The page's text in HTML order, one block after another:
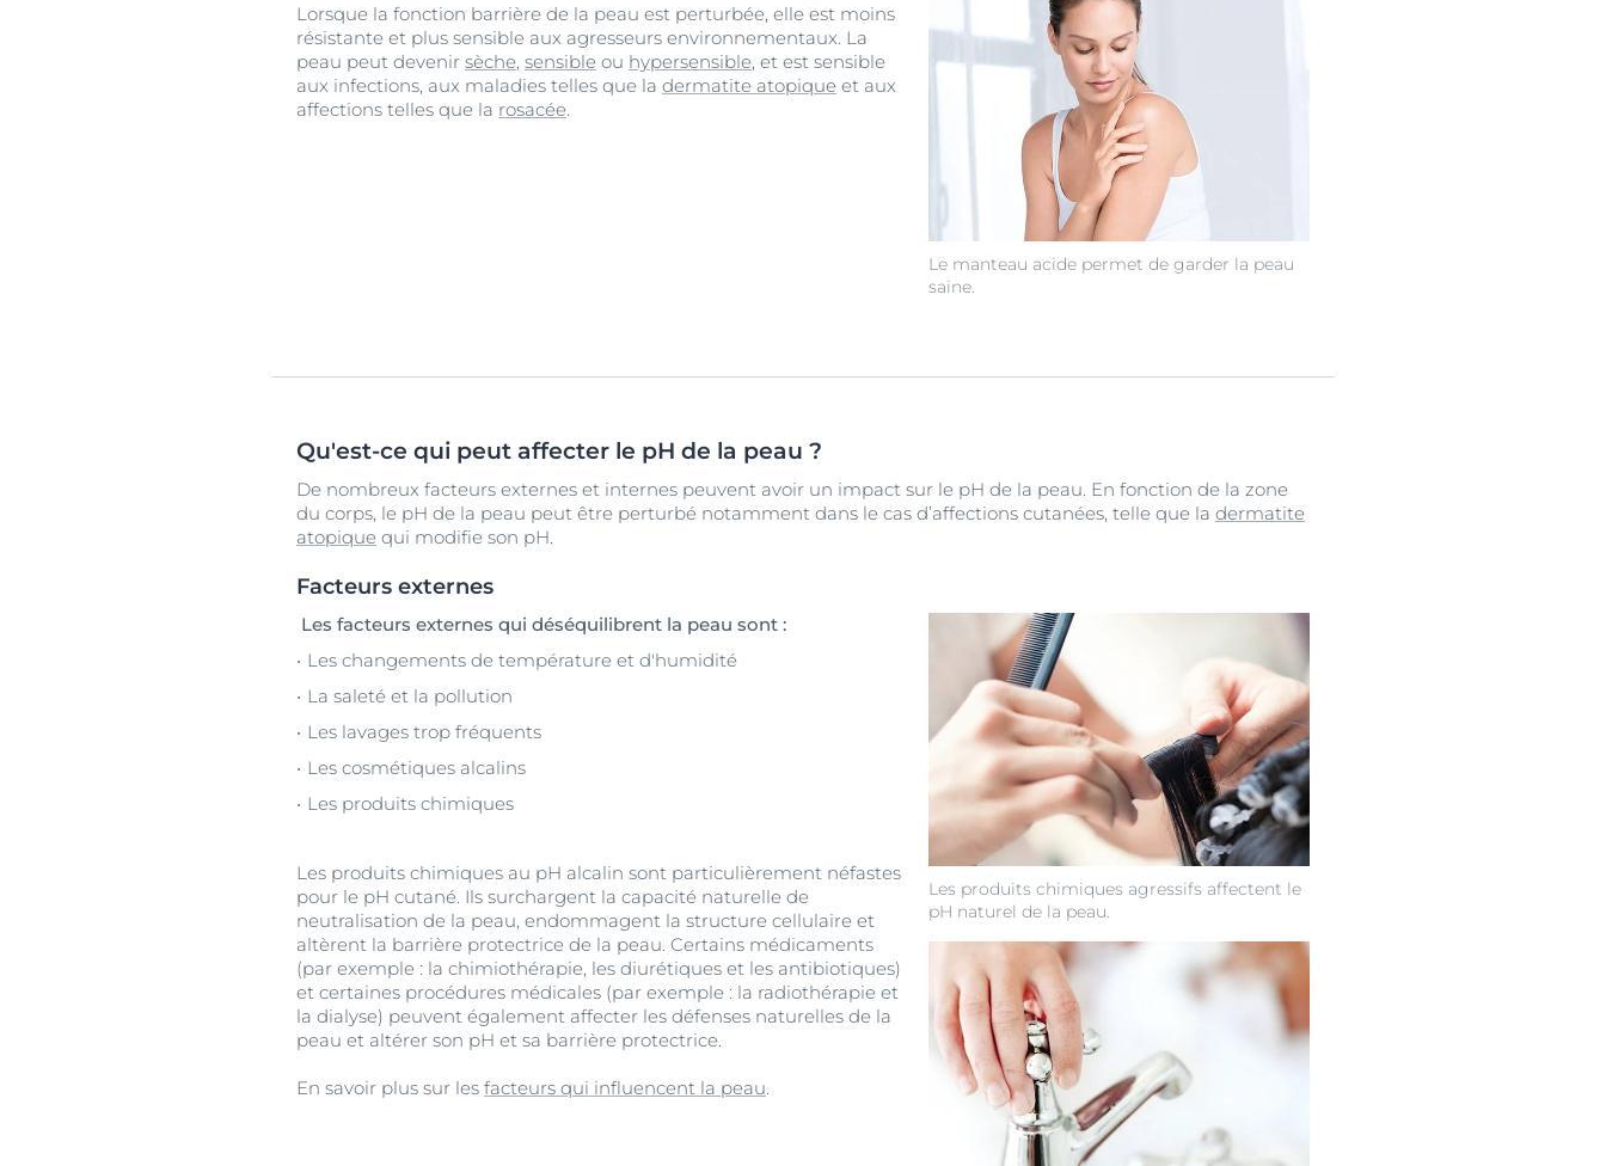
Le manteau acide permet de garder la peau
saine.
Lorsque la fonction barrière de la peau est perturbée, elle est moins
résistante et plus sensible aux agresseurs environnementaux. La
peau peut devenir sèche sensible ou hypersensible , et est sensible
aux infections, aux maladies telles que la dermatite atopique et aux
affections telles que la rosacée
Qu'est-ce qui peut affecter le pH de la peau ?
De nombreux facteurs externes et internes peuvent avoir un impact sur le pH de la peau. En fonction de la zone
du corps, le pH de la peau peut être perturbé notamment dans le cas d’affections cutanées, telle que la dermatite
atopique qui modifie son pH.
Facteurs externes
Les produits chimiques agressifs affectent le
pH naturel de la peau.
Les facteurs externes qui déséquilibrent la peau sont :
Les changements de température et d'humidité
La saleté et la pollution
Les lavages trop fréquents
Les cosmétiques alcalins
Les produits chimiques
Les produits chimiques au pH alcalin sont particulièrement néfastes
pour le pH cutané. Ils surchargent la capacité naturelle de
neutralisation de la peau, endommagent la structure cellulaire et
altèrent la barrière protectrice de la peau. Certains médicaments
(par exemple : la chimiothérapie, les diurétiques et les antibiotiques)
et certaines procédures médicales (par exemple : la radiothérapie et
la dialyse) peuvent également affecter les défenses naturelles de la
peau et altérer son pH et sa barrière protectrice.
En savoir plus sur les facteurs qui influencent la peau